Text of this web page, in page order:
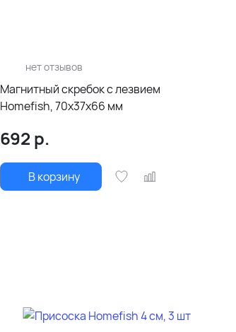
нет отзывов
Магнитный скребок с лезвием
Homefish, 70х37х66 мм
692 р.
В корзину